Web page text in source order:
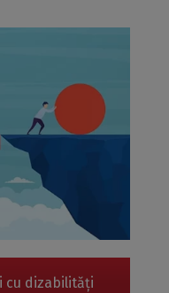
cu dizabilități